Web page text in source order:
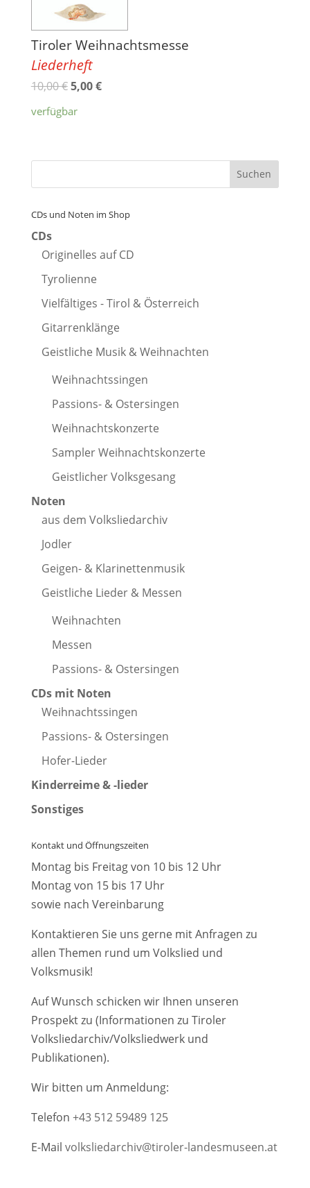
Tiroler Weihnachtsmesse
Liederheft
10,00€5,00€
verfügbar
CDs und Noten im Shop
CDs
Originelles auf CD
Tyrolienne
Vielfältiges - Tirol & Österreich
Gitarrenklänge
Geistliche Musik & Weihnachten
Weihnachtssingen
Passions- & Ostersingen
Weihnachtskonzerte
Sampler Weihnachtskonzerte
Geistlicher Volksgesang
Noten
aus dem Volksliedarchiv
Jodler
Geigen- & Klarinettenmusik
Geistliche Lieder & Messen
Weihnachten
Messen
Passions- & Ostersingen
CDs mit Noten
Weihnachtssingen
Passions- & Ostersingen
Hofer-Lieder
Kinderreime & -lieder
Sonstiges
Kontakt und Öffnungszeiten
Montag bis Freitag von 10 bis 12 Uhr
Montag von 15 bis 17 Uhr
sowie nach Vereinbarung
Kontaktieren Sie uns gerne mit Anfragen zu
allen Themen rund um Volkslied und
Volksmusik!
Auf Wunsch schicken wir Ihnen unseren
Prospekt zu (Informationen zu Tiroler
Volksliedarchiv/Volksliedwerk und
Publikationen).
Wir bitten um Anmeldung:
Telefon +43 512 59489 125
E-Mail volksliedarchiv@tiroler-landesmuseen.at